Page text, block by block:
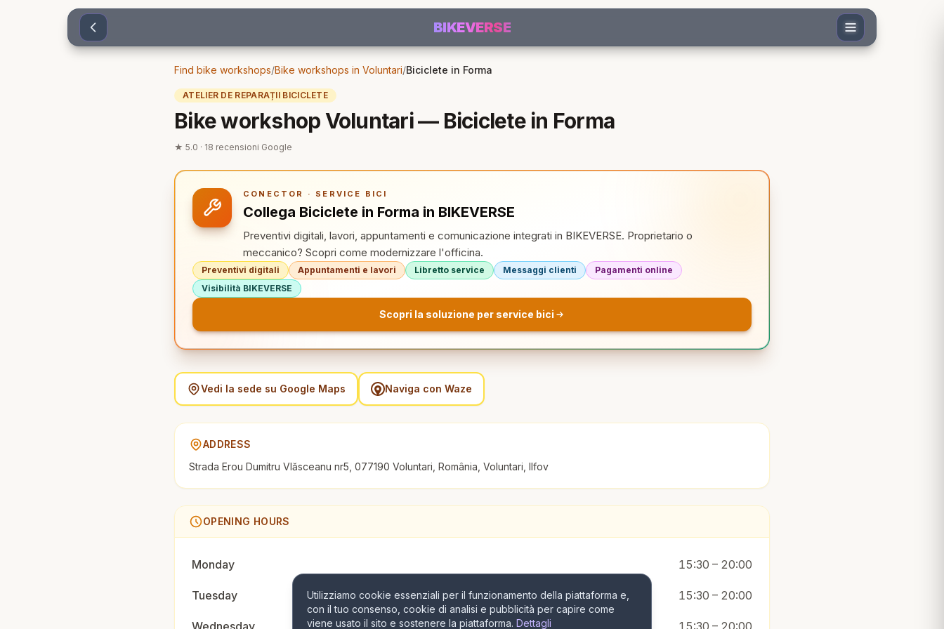
Sari la conținut
Utilizziamo cookie essenziali per il funzionamento della piattaforma e,
con il tuo consenso, cookie di analisi e pubblicità per capire come
viene usato il sito e sostenere la piattaforma. Dettagli
BIKEVERSE
Find bike workshops/Bike workshops in Voluntari/Biciclete in Forma
ATELIER DE REPARAȚII BICICLETE
Bike workshop Voluntari — Biciclete in Forma
★ 5.0 · 18 recensioni Google
CONECTOR · SERVICE BICI
Collega Biciclete in Forma in BIKEVERSE
Preventivi digitali, lavori, appuntamenti e comunicazione integrati in BIKEVERSE. Proprietario o
meccanico? Scopri come modernizzare l'officina.
Preventivi digitali Appuntamenti e lavori Libretto service Messaggi clienti
Pagamenti online
Visibilità BIKEVERSE
Scopri la soluzione per service bici
Vedi la sede su Google Maps Naviga con Waze
ADDRESS
Strada Erou Dumitru Vlăsceanu nr5, 077190 Voluntari, România, Voluntari, Ilfov
OPENING HOURS
Monday 15:30 – 20:00
Tuesday 15:30 – 20:00
Wednesday 15:30 – 20:00